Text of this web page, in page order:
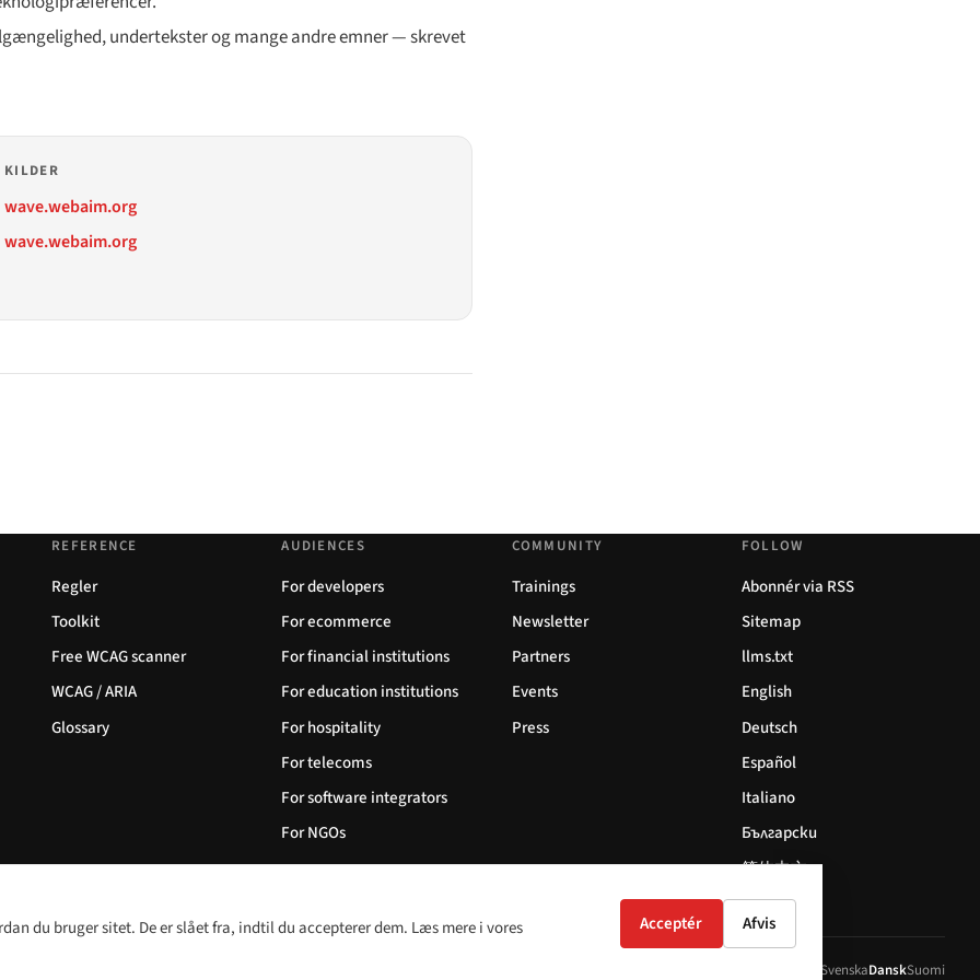
undertekster og mange andre emner — skrevet
KILDER
wave.webaim.org
wave.webaim.org
REFERENCE
Regler
Toolkit
Free WCAG scanner
WCAG / ARIA
Glossary
AUDIENCES
For developers
For ecommerce
For financial institutions
For education institutions
For hospitality
For telecoms
For software integrators
For NGOs
COMMUNITY
Trainings
Newsletter
Partners
Events
Press
FOLLOW
Abonnér via RSS
Sitemap
llms.txt
English
Deutsch
Español
Italiano
Български
简体中文
SvenskaDanskSuomi
du bruger sitet. De er slået fra, indtil du accepterer dem. Læs mere i vores Acceptér Afvis